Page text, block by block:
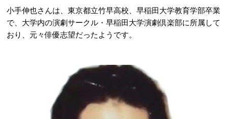
小手伸也さんは、東京都立竹早高校、早稲田大学教育学部卒業
で、大学内の演劇サークル・早稲田大学演劇倶楽部に所属して
おり、元々俳優志望だったようです。